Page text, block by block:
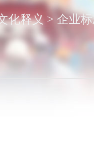
化释义 > 企业